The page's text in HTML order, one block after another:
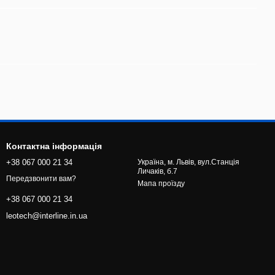
Контактна інформація
+38 067 000 21 34
Передзвонити вам?
+38 067 000 21 34
leotech@interline.in.ua
Україна, м. Львів, вул.Станція
Личаків, б.7
Мапа проїзду